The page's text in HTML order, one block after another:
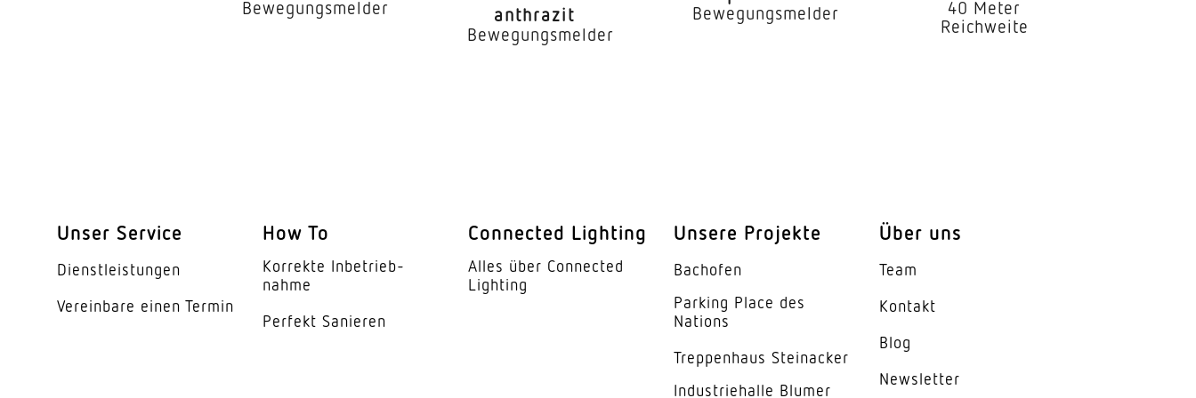
Ja
Elektronische Skalierbarkeit
Ja
Mechanische Skalierbarkeit
Nein
Reichweite Detail
Einstellbarer Erfassungsbereich auf 3 Achsen
Bewegungsmelder
anthrazit
Bewegungsmelder
Bewegungsmelder
40 Meter
Reichweite
Unser Service
Dienst­leis­tungen
Vereinbare einen Termin
How To
Korrekte Inbe­trieb­
nahme
Perfekt Sanieren
Connected Lighting
Alles über Connected
Lighting
Unsere Projekte
Bachofen
Parking Place des
Nations
Trep­penhaus Steinacker
Indus­trie­halle Blumer
Über uns
Team
Kontakt
Blog
News­letter